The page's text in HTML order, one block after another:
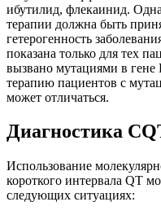
ибутилид, флекаинид.
терапии должна быть
гетерогенность
показана только для тех
вызвано мутациями в
терапию пациентов с
может отличаться.
Диагностика
Использование
короткого интервала QT
следующих ситуациях: